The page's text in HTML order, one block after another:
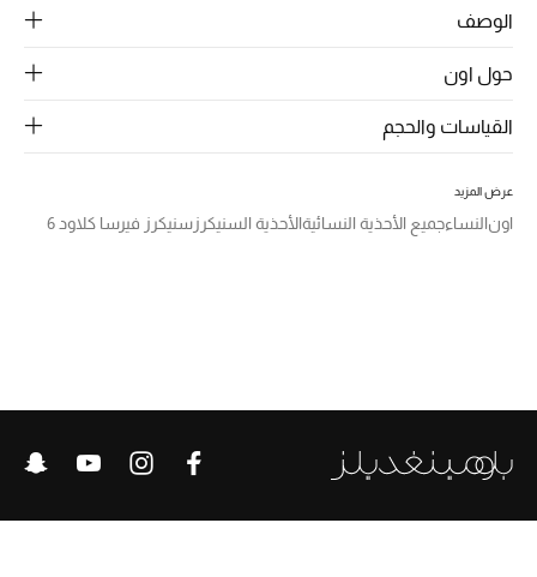
الأطفال
المجوهرات
الوصف
حول اون
القياسات والحجم
عرض المزيد
اونالنساءجميع الأحذية النسائيةالأحذية السنيكرزسنيكرز فيرسا كلاود 6